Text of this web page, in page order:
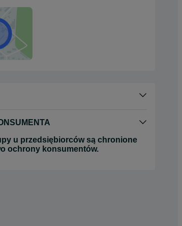
u przedsiębiorców są chronione
ochrony konsumentów.